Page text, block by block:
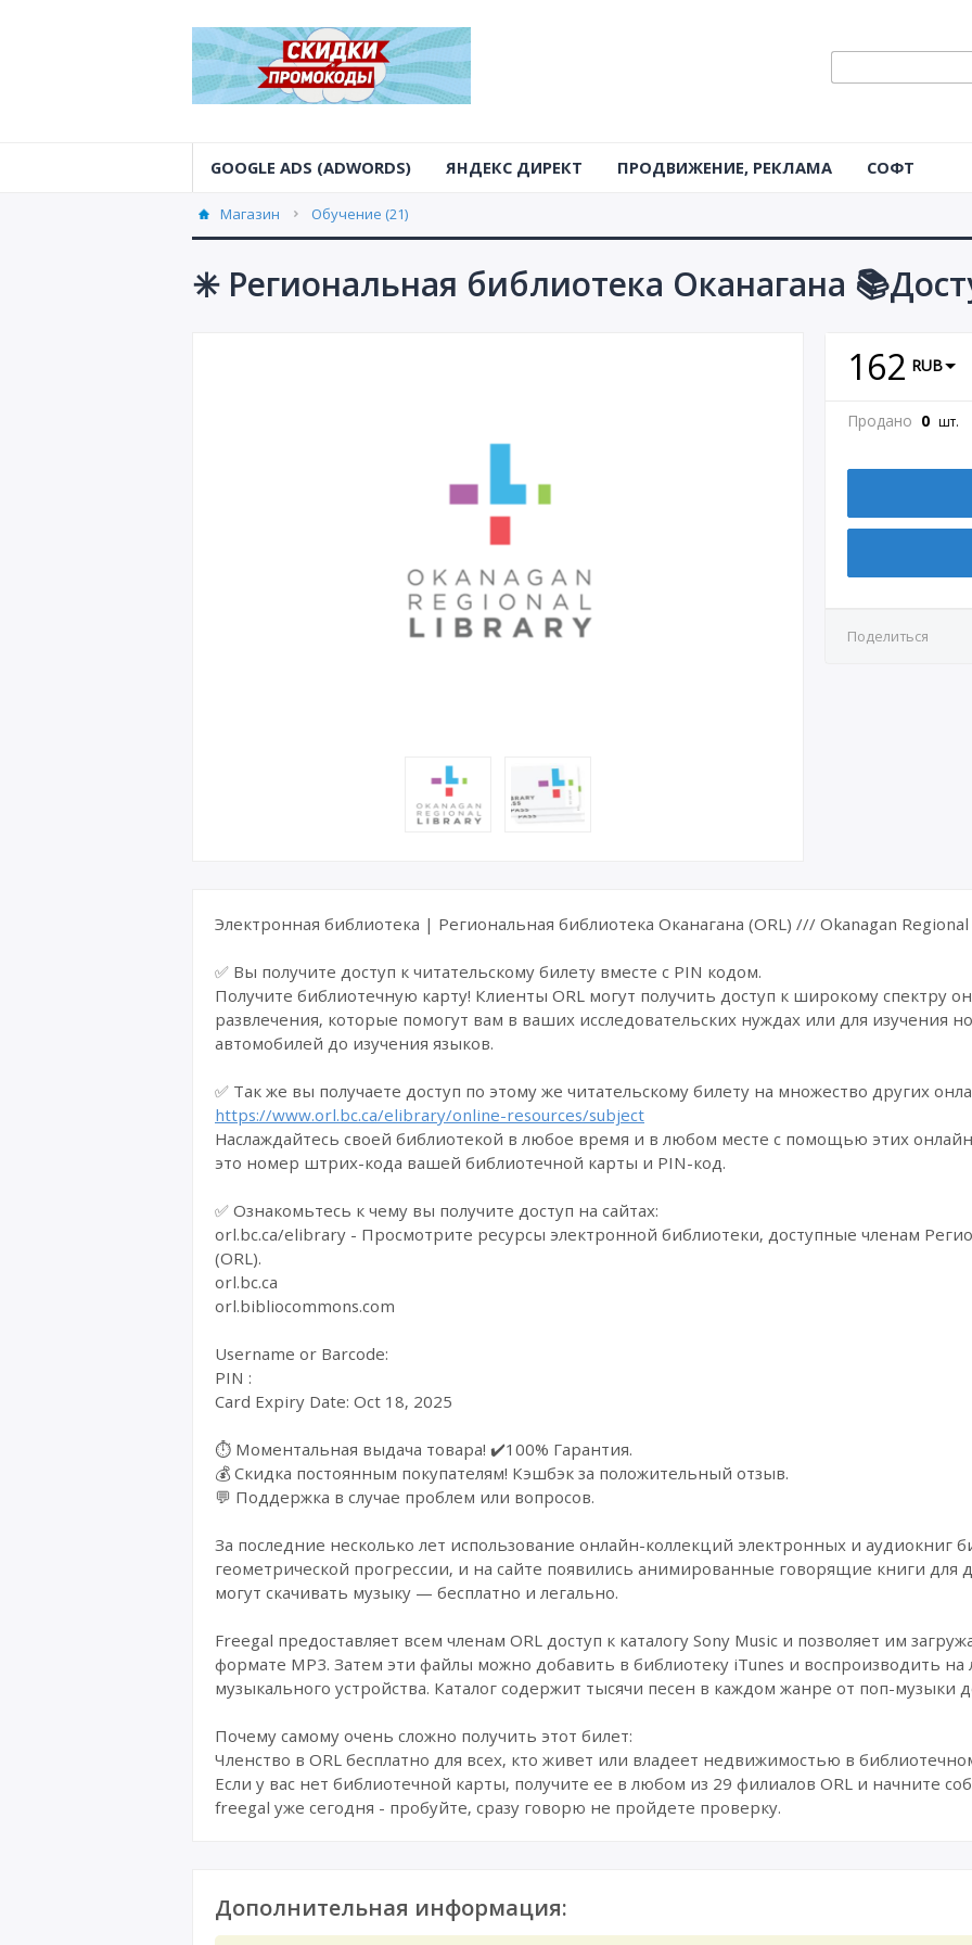
GOOGLE ADS (ADWORDS) ЯНДЕКС ДИРЕКТ ПРОДВИЖЕНИЕ, РЕКЛАМА СОФТ
Магазин Обучение (21)
✳️ Региональная библиотека Оканагана
162 RUB
Продано 0 шт.
Поделиться
Электронная библиотека | Региональная библиотека Оканагана (ORL) /// Okanagan
✅ Вы получите доступ к читательскому билету вместе с PIN кодом.
Получите библиотечную карту! Клиенты ORL могут получить доступ к широкому спектру
развлечения, которые помогут вам в ваших исследовательских нуждах или для изучения
автомобилей до изучения языков.
✅ Так же вы получаете доступ по этому же читательскому билету на множество других
https://www.orl.bc.ca/elibrary/online-resources/subject
Наслаждайтесь своей библиотекой в любое время и в любом месте с помощью этих
это номер штрих-кода вашей библиотечной карты и PIN-код.
✅ Ознакомьтесь к чему вы получите доступ на сайтах:
orl.bc.ca/elibrary - Просмотрите ресурсы электронной библиотеки, доступные членам
(ORL).
orl.bc.ca
orl.bibliocommons.com
Username or Barcode:
PIN :
Card Expiry Date: Oct 18, 2025
⏱️ Моментальная выдача товара! ✔️100% Гарантия.
💰 Cкидка постоянным покупателям! Кэшбэк за положительный отзыв.
💬 Поддержка в случае проблем или вопросов.
За последние несколько лет использование онлайн-коллекций электронных и аудиокниг
геометрической прогрессии, и на сайте появились анимированные говорящие книги для
могут скачивать музыку — бесплатно и легально.
Freegal предоставляет всем членам ORL доступ к каталогу Sony Music и позволяет им
формате MP3. Затем эти файлы можно добавить в библиотеку iTunes и воспроизводить
музыкального устройства. Каталог содержит тысячи песен в каждом жанре от поп-музыки
Почему самому очень сложно получить этот билет:
Членство в ORL бесплатно для всех, кто живет или владеет недвижимостью в
Если у вас нет библиотечной карты, получите ее в любом из 29 филиалов ORL и начните
freegal уже сегодня - пробуйте, сразу говорю не пройдете проверку.
Дополнительная информация: